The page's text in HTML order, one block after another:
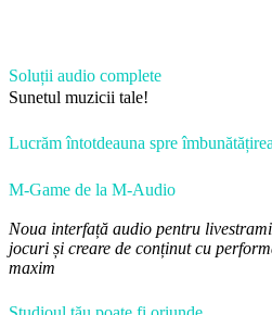
Soluții audio complete
Sunetul muzicii tale!
Lucrăm întotdeauna spre
M-Game de la M-Audio
Noua interfață audio pentru
jocuri și creare de conținut cu
maxim